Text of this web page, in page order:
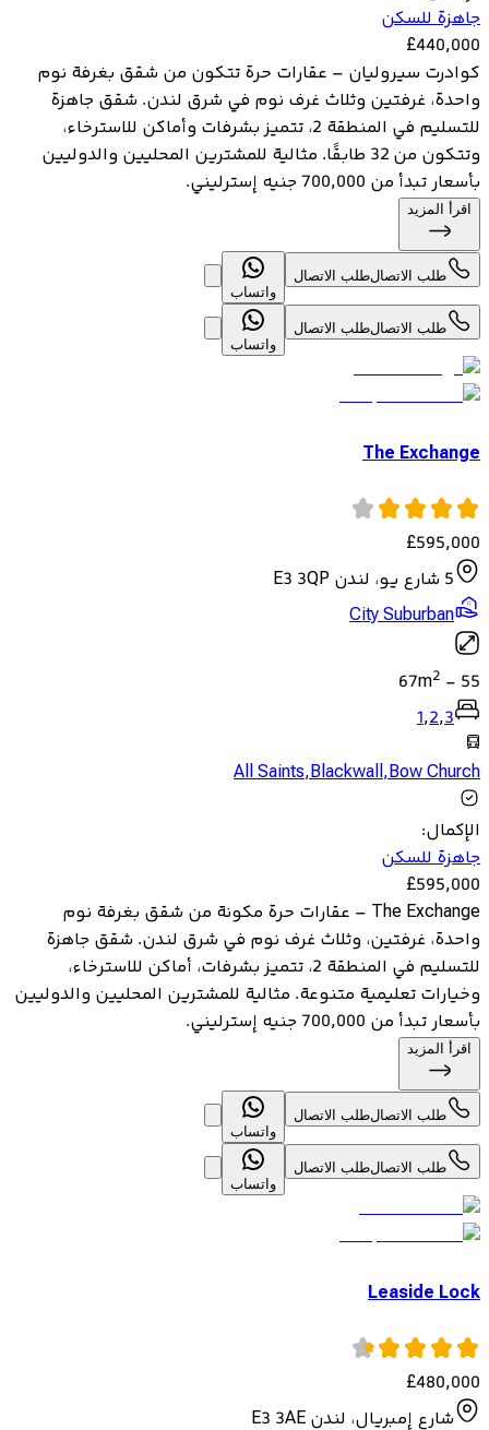
جاهزة للسكن
£440,000
كوادرت سيروليان – عقارات حرة تتكون من شقق بغرفة نوم
واحدة، غرفتين وثلاث غرف نوم في شرق لندن. شقق جاهزة
للتسليم في المنطقة 2، تتميز بشرفات وأماكن للاسترخاء،
وتتكون من 32 طابقًا. مثالية للمشترين المحليين والدوليين
بأسعار تبدأ من 700,000 جنيه إسترليني.
اقرأ المزيد
طلب الاتصالطلب الاتصال
واتساب
طلب الاتصالطلب الاتصال
واتساب
The Exchange
£595,000
5 شارع يو، لندن E3 3QP
City Suburban
55
-
67m2
1,2,3
All Saints,Blackwall,Bow Church
الإكمال:
جاهزة للسكن
£595,000
The Exchange – عقارات حرة مكونة من شقق بغرفة نوم
واحدة، غرفتين، وثلاث غرف نوم في شرق لندن. شقق جاهزة
للتسليم في المنطقة 2، تتميز بشرفات، أماكن للاسترخاء،
وخيارات تعليمية متنوعة. مثالية للمشترين المحليين والدوليين
بأسعار تبدأ من 700,000 جنيه إسترليني.
اقرأ المزيد
طلب الاتصالطلب الاتصال
واتساب
طلب الاتصالطلب الاتصال
واتساب
Leaside Lock
£480,000
شارع إمبريال، لندن E3 3AE